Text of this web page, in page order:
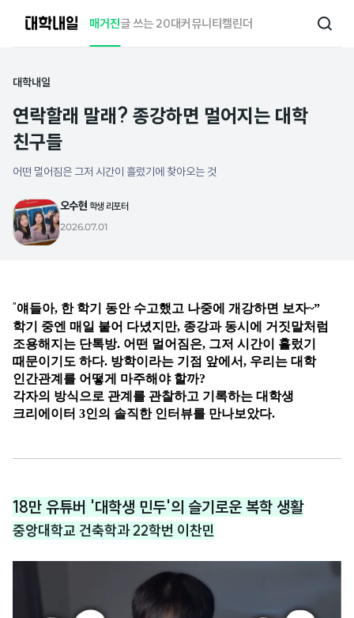
매거진글 쓰는 20대커뮤니티캘린더
검
대학내일
연락할래 말래? 종강하면 멀어지는 대학
친구들
어떤 멀어짐은 그저 시간이 흘렀기에 찾아오는 것
오수현 학생 리포터
2026.07.01
"얘들아, 한 학기 동안 수고했고 나중에 개강하면 보자~”
학기 중엔 매일 붙어 다녔지만, 종강과 동시에 거짓말처럼
조용해지는 단톡방. 어떤 멀어짐은, 그저 시간이 흘렀기
때문이기도 하다. 방학이라는 기점 앞에서, 우리는 대학
인간관계를 어떻게 마주해야 할까?
각자의 방식으로 관계를 관찰하고 기록하는 대학생
크리에이터 3인의 솔직한 인터뷰를 만나보았다.
18만 유튜버 '대학생 민두'의 슬기로운 복학 생활
중앙대학교 건축학과 22학번 이찬민